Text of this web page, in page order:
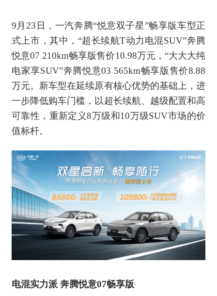
9月23日，一汽奔腾“悦意双子星”畅享版车型正
式上市，其中，“超长续航T动力电混SUV”奔腾
悦意07 210km畅享版售价10.98万元，“大大大纯
电家享SUV”奔腾悦意03 565km畅享版售价8.88
万元。新车型在延续原有核心优势的基础上，进
一步降低购车门槛，以超长续航、越级配置和高
可靠性，重新定义8万级和10万级SUV市场的价
值标杆。
电混实力派 奔腾悦意07畅享版